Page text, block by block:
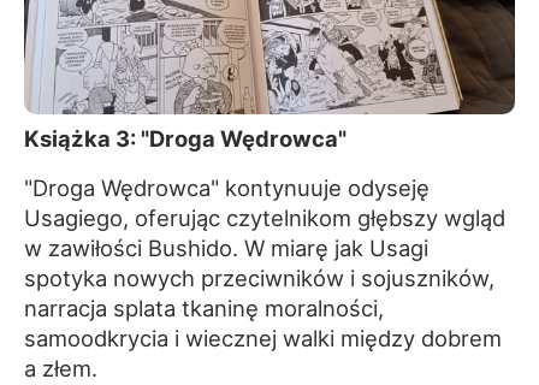
Książka 3: "Droga Wędrowca"
"Droga Wędrowca" kontynuuje odyseję
Usagiego, oferując czytelnikom głębszy wgląd
w zawiłości Bushido. W miarę jak Usagi
spotyka nowych przeciwników i sojuszników,
narracja splata tkaninę moralności,
samoodkrycia i wiecznej walki między dobrem
a złem.